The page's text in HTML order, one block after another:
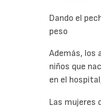
Dando el
peso
Además, los
niños que
en el
Las mujeres